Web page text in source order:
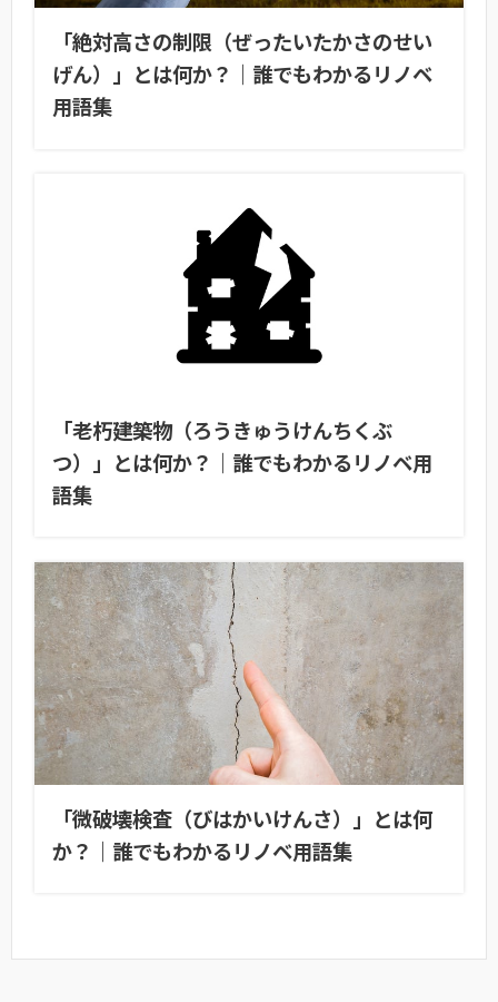
「絶対高さの制限（ぜったいたかさのせい
げん）」とは何か？｜誰でもわかるリノベ
用語集
「老朽建築物（ろうきゅうけんちくぶ
つ）」とは何か？｜誰でもわかるリノベ用
語集
「微破壊検査（びはかいけんさ）」とは何
か？｜誰でもわかるリノベ用語集